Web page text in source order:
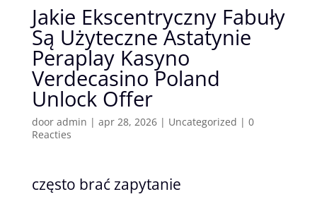
Jakie Ekscentryczny Fabuły
Są Użyteczne Astatynie
Peraplay Kasyno
Verdecasino Poland
Unlock Offer
door admin | apr 28, 2026| Uncategorized | 0
Reacties
często brać zapytanie